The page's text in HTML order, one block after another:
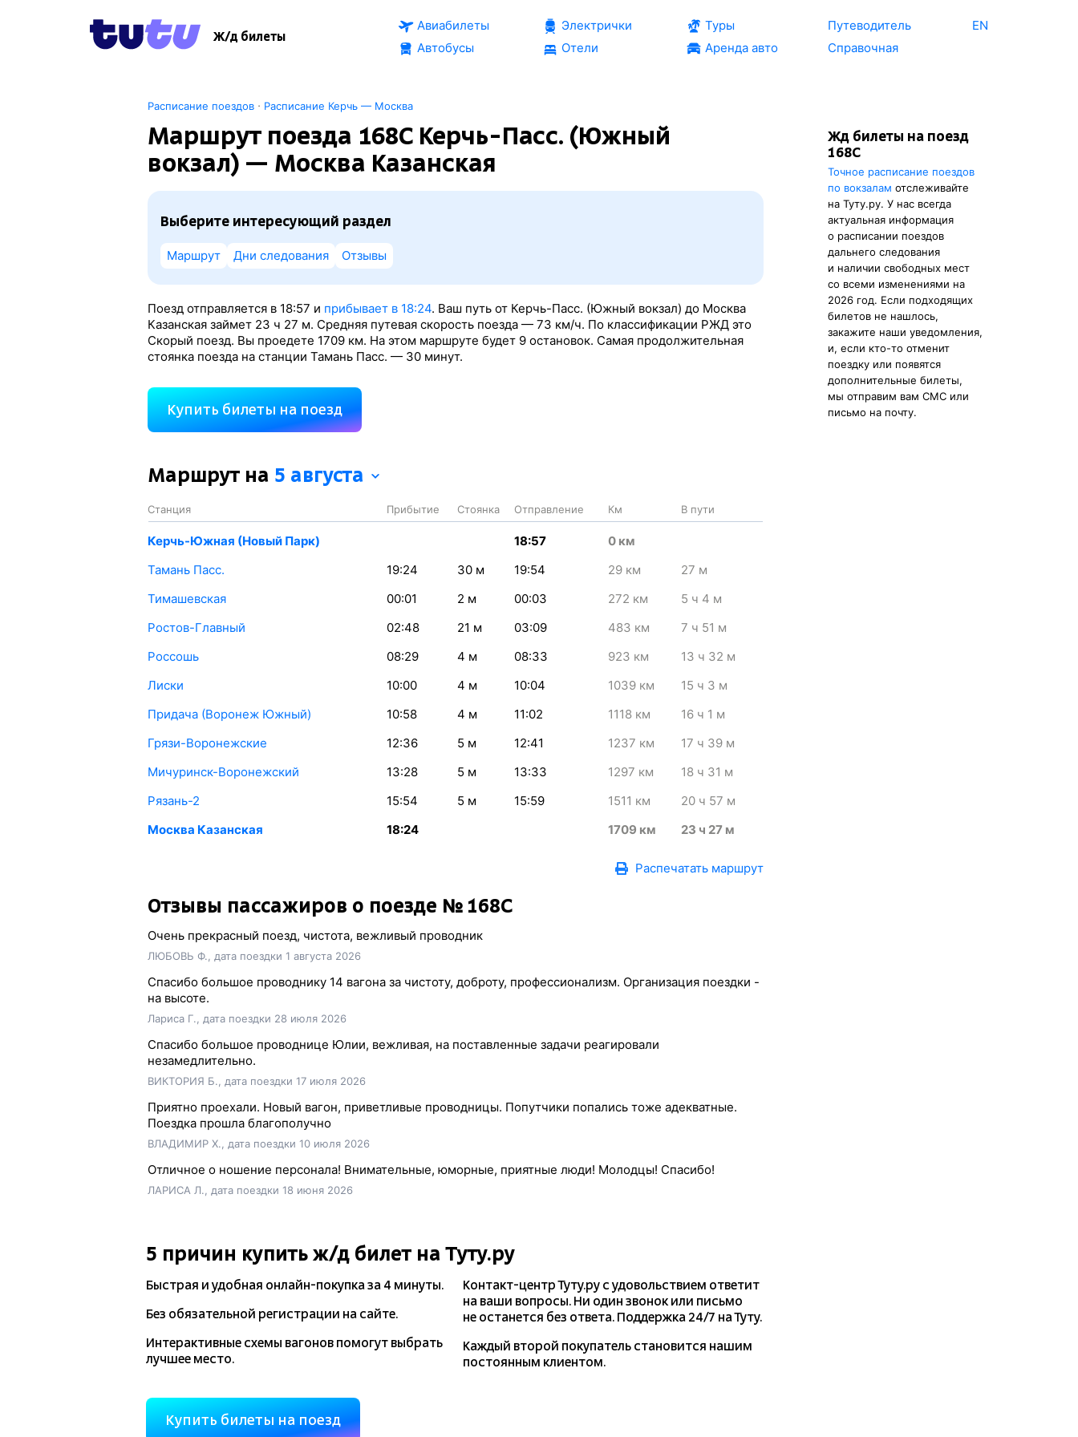
Ж/д билеты
Авиабилеты
Автобусы
Электрички
Отели
Туры
Аренда авто
Путеводитель
Справочная
EN
Расписание поездов· Расписание Керчь — Москва
Маршрут поезда 168С Керчь-Пасс. (Южный
вокзал) — Москва Казанская
Выберите интересующий раздел
Маршрут Дни следования Отзывы
Поезд отправляется в 18:57 и прибывает в 18:24. Ваш путь от Керчь-Пасс. (Южный вокзал) до Москва
Казанская займет 23 ч 27 м. Средняя путевая скорость поезда — 73 км/ч. По классификации РЖД это
Скорый поезд. Вы проедете 1709 км. На этом маршруте будет 9 остановок. Самая продолжительная
стоянка поезда на станции Тамань Пасс. — 30 минут.
Купить билеты на поезд
Маршрут на 5 августа
Станция Прибытие Стоянка Отправление Км В пути
Керчь-Южная (Новый Парк) 18:57 0 км
Тамань Пасс.
19:24 30 м 19:54 29 км 27 м
Тимашевская
00:01 2 м 00:03 272 км 5 ч 4 м
Ростов-Главный
02:48 21 м 03:09 483 км 7 ч 51 м
Россошь
08:29 4 м 08:33 923 км 13 ч 32 м
Лиски
10:00 4 м 10:04 1039 км 15 ч 3 м
Придача (Воронеж Южный)
10:58 4 м 11:02 1118 км 16 ч 1 м
Грязи-Воронежские
12:36 5 м 12:41 1237 км 17 ч 39 м
Мичуринск-Воронежский
13:28 5 м 13:33 1297 км 18 ч 31 м
Рязань-2
15:54 5 м 15:59 1511 км 20 ч 57 м
Москва Казанская
18:24 1709 км 23 ч 27 м
Распечатать маршрут
Отзывы пассажиров о поезде № 168С
Очень прекрасный поезд, чистота, вежливый проводник
ЛЮБОВЬ Ф., дата поездки 1 августа 2026
Спасибо большое проводнику 14 вагона за чистоту, доброту, профессионализм. Организация поездки -
на высоте.
Лариса Г., дата поездки 28 июля 2026
Спасибо большое проводнице Юлии, вежливая, на поставленные задачи реагировали
незамедлительно.
ВИКТОРИЯ Б., дата поездки 17 июля 2026
Приятно проехали. Новый вагон, приветливые проводницы. Попутчики попались тоже адекватные.
Поездка прошла благополучно
ВЛАДИМИР Х., дата поездки 10 июля 2026
Отличное о ношение персонала! Внимательные, юморные, приятные люди! Молодцы! Спасибо!
ЛАРИСА Л., дата поездки 18 июня 2026
5 причин купить ж/дбилет на Туту.ру
Быстрая и удобная онлайн-покупказа 4 минуты.
Без обязательной регистрации на сайте.
Интерактивные схемы вагонов помогут выбрать
лучшее место.
Контакт-центр Туту.ру с удовольствием ответит
на ваши вопросы. Ни один звонок или письмо
не останется без ответа. Поддержка 24/7 на Туту.
Каждый второй покупатель становится нашим
постоянным клиентом.
Купить билеты на поезд
Жд билеты на поезд
168С
Точное расписание поездов
по вокзалам отслеживайте
на Туту.ру. У нас всегда
актуальная информация
о расписании поездов
дальнего следования
и наличии свободных мест
со всеми изменениями на
2026 год. Если подходящих
билетов не нашлось,
закажите наши уведомления,
и, если кто-то отменит
поездку или появятся
дополнительные билеты,
мы отправим вам СМС или
письмо на почту.